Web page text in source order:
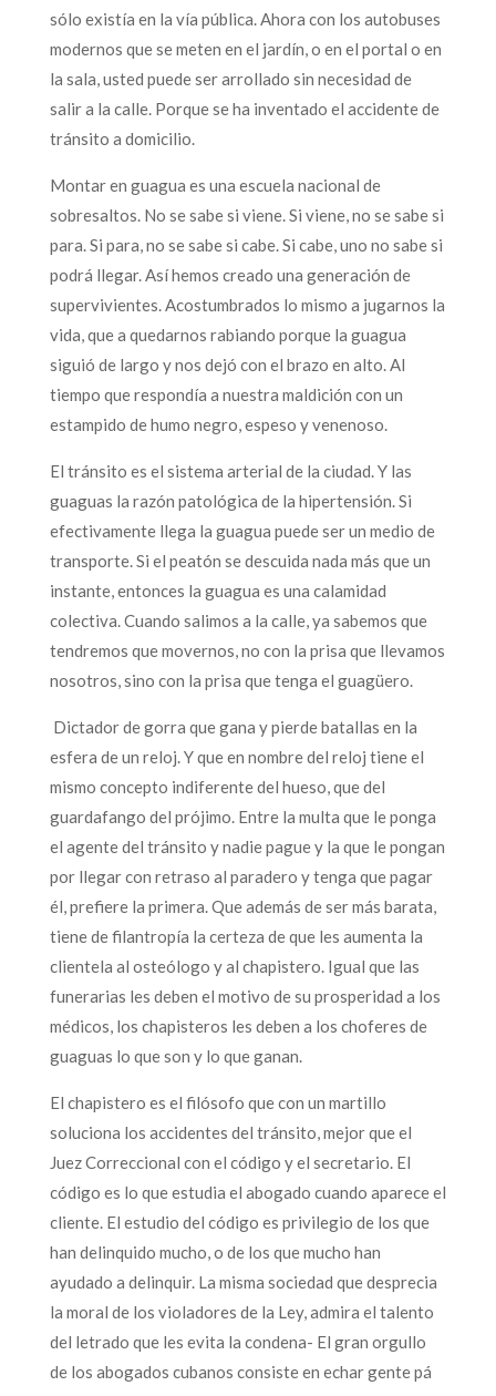
sólo existía en la vía pública. Ahora con los autobuses
modernos que se meten en el jardín, o en el portal o en
la sala, usted puede ser arrollado sin necesidad de
salir a la calle. Porque se ha inventado el accidente de
tránsito a domicilio.
Montar en guagua es una escuela nacional de
sobresaltos. No se sabe si viene. Si viene, no se sabe si
para. Si para, no se sabe si cabe. Si cabe, uno no sabe si
podrá llegar. Así hemos creado una generación de
supervivientes. Acostumbrados lo mismo a jugarnos la
vida, que a quedarnos rabiando porque la guagua
siguió de largo y nos dejó con el brazo en alto. Al
tiempo que respondía a nuestra maldición con un
estampido de humo negro, espeso y venenoso.
El tránsito es el sistema arterial de la ciudad. Y las
guaguas la razón patológica de la hipertensión. Si
efectivamente llega la guagua puede ser un medio de
transporte. Si el peatón se descuida nada más que un
instante, entonces la guagua es una calamidad
colectiva. Cuando salimos a la calle, ya sabemos que
tendremos que movernos, no con la prisa que llevamos
nosotros, sino con la prisa que tenga el guagüero.
Dictador de gorra que gana y pierde batallas en la
esfera de un reloj. Y que en nombre del reloj tiene el
mismo concepto indiferente del hueso, que del
guardafango del prójimo. Entre la multa que le ponga
el agente del tránsito y nadie pague y la que le pongan
por llegar con retraso al paradero y tenga que pagar
él, prefiere la primera. Que además de ser más barata,
tiene de filantropía la certeza de que les aumenta la
clientela al osteólogo y al chapistero. Igual que las
funerarias les deben el motivo de su prosperidad a los
médicos, los chapisteros les deben a los choferes de
guaguas lo que son y lo que ganan.
El chapistero es el filósofo que con un martillo
soluciona los accidentes del tránsito, mejor que el
Juez Correccional con el código y el secretario. El
código es lo que estudia el abogado cuando aparece el
cliente. El estudio del código es privilegio de los que
han delinquido mucho, o de los que mucho han
ayudado a delinquir. La misma sociedad que desprecia
la moral de los violadores de la Ley, admira el talento
del letrado que les evita la condena- El gran orgullo
de los abogados cubanos consiste en echar gente pá